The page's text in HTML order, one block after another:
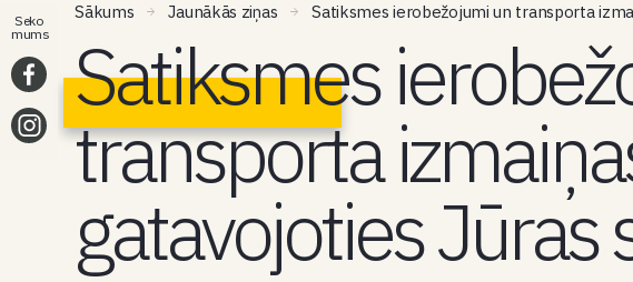
Sākums Jaunākās ziņas Satiksmes ierobežojumi un transporta
Satiksmes
transporta
gatavojoties Jūras
Seko
mums